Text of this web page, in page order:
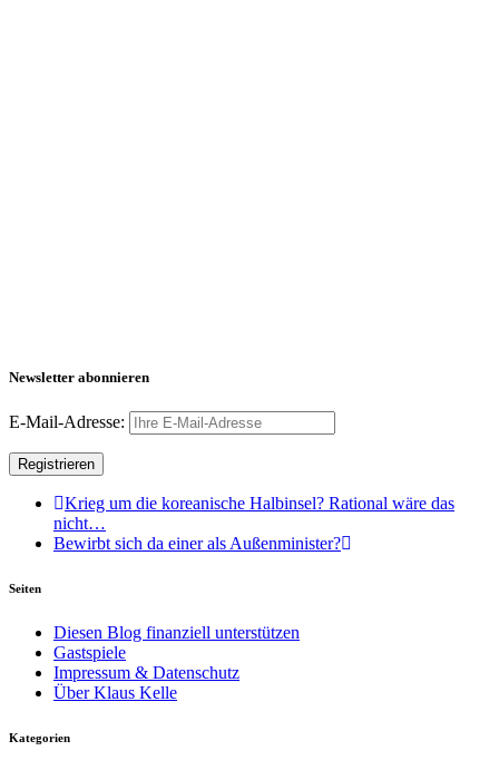
Newsletter abonnieren
E-Mail-Adresse:
Krieg um die koreanische Halbinsel? Rational wäre das
nicht…
Bewirbt sich da einer als Außenminister?
Seiten
Diesen Blog finanziell unterstützen
Gastspiele
Impressum & Datenschutz
Über Klaus Kelle
Kategorien